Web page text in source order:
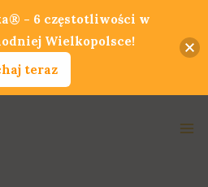
- 6 częstotliwości w
Wielkopolsce!
teraz